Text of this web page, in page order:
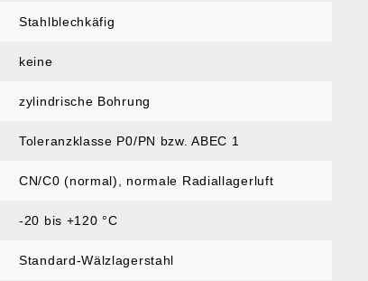
Stahlblechkäfig
keine
zylindrische Bohrung
Toleranzklasse P0/PN bzw. ABEC 1
CN/C0 (normal) , normale Radiallagerluft
-20 bis +120 °C
Standard-Wälzlagerstahl